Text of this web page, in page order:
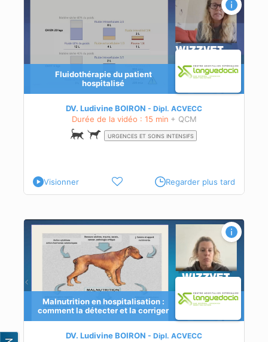
Fluidothérapie du patient
hospitalisé
DV. Ludivine BOIRON Dipl. ACVECC
Durée de la vidéo : 15 min + QCM
URGENCES ET SOINS INTENSIFS
Visionner Regarder plus tard
Malnutrition en hospitalisation :
comment la détecter et la corriger
DV. Ludivine BOIRON Dipl. ACVECC